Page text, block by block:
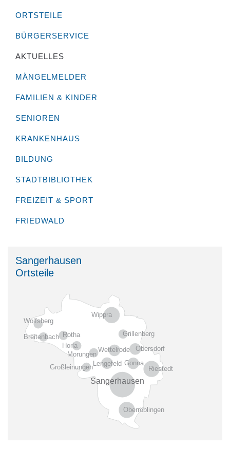
ORTSTEILE
BÜRGERSERVICE
AKTUELLES
MÄNGELMELDER
FAMILIEN & KINDER
SENIOREN
KRANKENHAUS
BILDUNG
STADTBIBLIOTHEK
FREIZEIT & SPORT
FRIEDWALD
Sangerhausen
Ortsteile
Riestedt
Gonna
Obersdorf
Grillenberg
Wippra
Wolfsberg
Rotha
Breitenbach
Horla
Morungen
Wettelrode
Lengefeld
Großleinungen
Sangerhausen
Oberröblingen